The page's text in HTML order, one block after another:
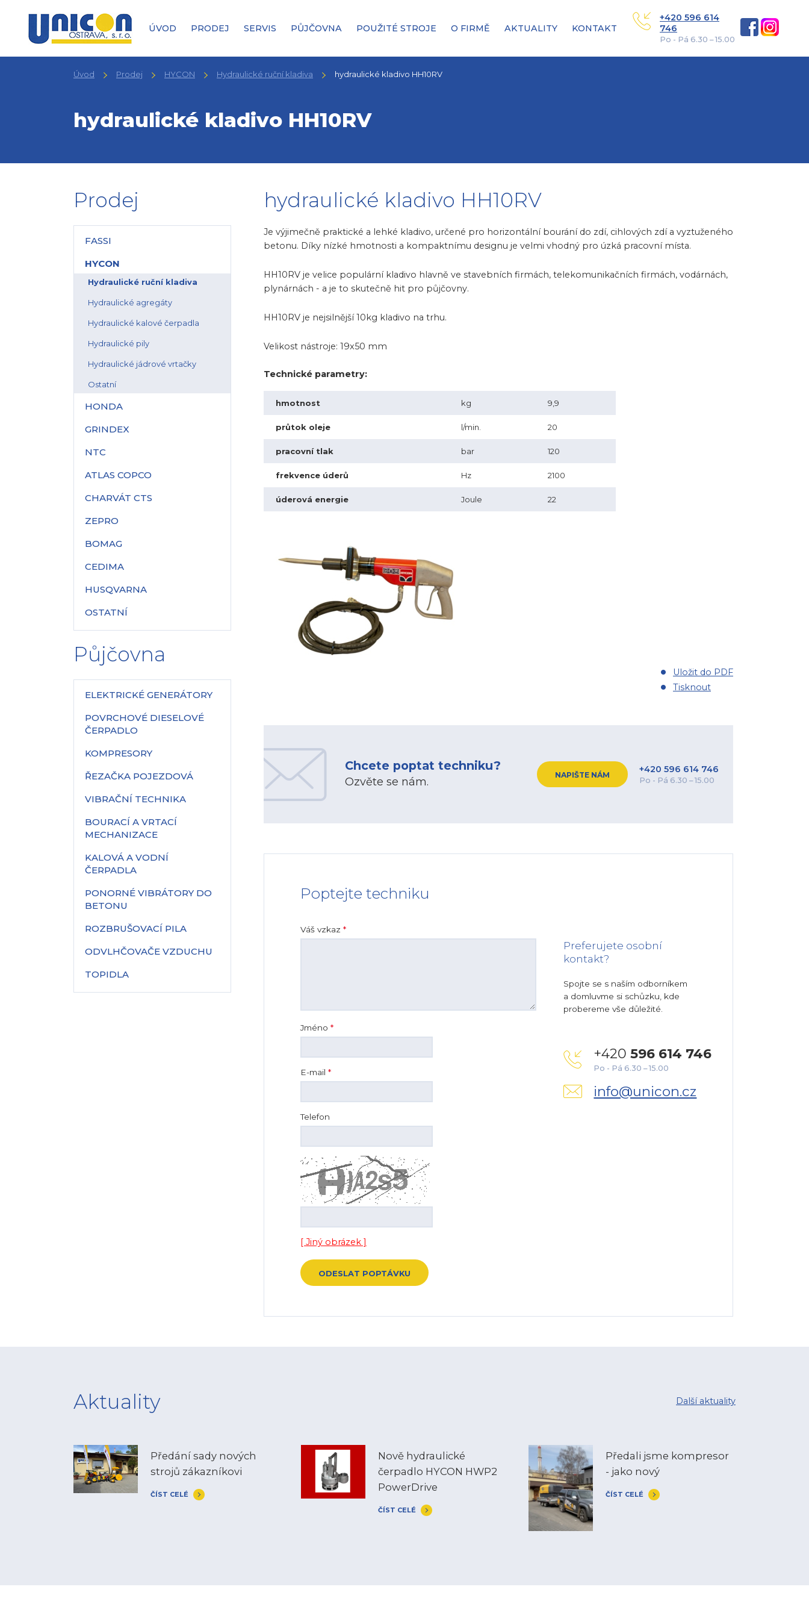
ÚVOD PRODEJ SERVIS PŮJČOVNA POUŽITÉ STROJE O FIRMĚ AKTUALITY KONTAKT
+420 596 614
746
Po - Pá 6.30 – 15.00
Úvod Prodej HYCON Hydraulické ruční kladiva hydraulické kladivo HH10RV
hydraulické kladivo HH10RV
Prodej
FASSI
HYCON
Hydraulické ruční kladiva
Hydraulické agregáty
Hydraulické kalové čerpadla
Hydraulické pily
Hydraulické jádrové vrtačky
Ostatní
HONDA
GRINDEX
NTC
ATLAS COPCO
CHARVÁT CTS
ZEPRO
BOMAG
CEDIMA
HUSQVARNA
OSTATNÍ
Půjčovna
ELEKTRICKÉ GENERÁTORY
POVRCHOVÉ DIESELOVÉ
ČERPADLO
KOMPRESORY
ŘEZAČKA POJEZDOVÁ
VIBRAČNÍ TECHNIKA
BOURACÍ A VRTACÍ
MECHANIZACE
KALOVÁ A VODNÍ
ČERPADLA
PONORNÉ VIBRÁTORY DO
BETONU
ROZBRUŠOVACÍ PILA
ODVLHČOVAČE VZDUCHU
TOPIDLA
hydraulické kladivo HH10RV
Je výjimečně praktické a lehké kladivo, určené pro horizontální bourání do zdí, cihlových zdí a vyztuženého
betonu. Díky nízké hmotnosti a kompaktnímu designu je velmi vhodný pro úzká pracovní místa.
HH10RV je velice populární kladivo hlavně ve stavebních firmách, telekomunikačních firmách, vodárnách,
plynárnách - a je to skutečně hit pro půjčovny.
HH10RV je nejsilnější 10kg kladivo na trhu.
Velikost nástroje: 19x50 mm
Technické parametry:
hmotnost kg 9,9
průtok oleje l/min. 20
pracovní tlak bar 120
frekvence úderů Hz 2100
úderová energie Joule 22
Uložit do PDF
Tisknout
Chcete poptat techniku?
Ozvěte se nám.
NAPIŠTE NÁM
+420 596 614 746
Po - Pá 6.30 – 15.00
Poptejte techniku
Váš vzkaz *
Jméno *
E-mail *
Telefon
[ Jiný obrázek ]
Preferujete osobní
kontakt?
Spojte se s naším odborníkem
a domluvme si schůzku, kde
probereme vše důležité.
+420596 614 746
Po - Pá 6.30 – 15.00
info@unicon.cz
Další aktuality
Aktuality
Předání sady nových
strojů zákazníkovi
ČÍST CELÉ
Nově hydraulické
čerpadlo HYCON HWP2
PowerDrive
ČÍST CELÉ
Předali jsme kompresor
- jako nový
ČÍST CELÉ